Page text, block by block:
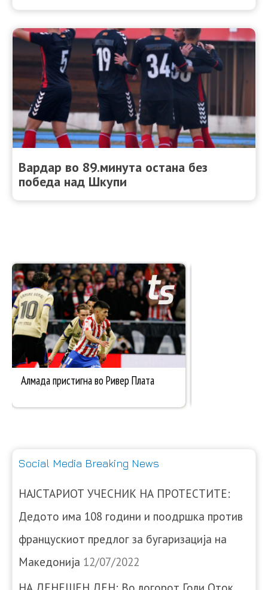
Вардар во 89.минута остана без
победа над Шкупи
Social Media Breaking News
НАЈСТАРИОТ УЧЕСНИК НА ПРОТЕСТИТЕ:
Дедото има 108 години и поодршка против
францускиот предлог за бугаризација на
Македонија 12/07/2022